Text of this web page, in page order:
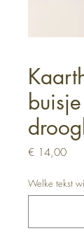
€ 14,00Prijs
Welke tekst